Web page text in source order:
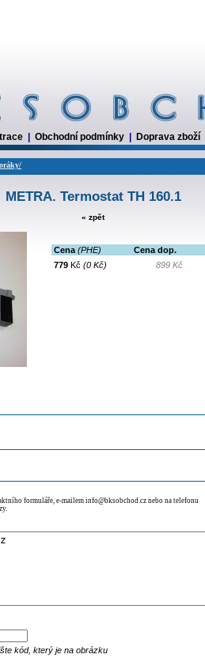
Obchodní podmínky Doprava zboží
METRA. Termostat TH 160.1
« zpět
Cena (PHE) Cena dop.
779 Kč (0 Kč) 899 Kč
formuláře, e-mailem info@bksobchod.cz nebo na telefonu
kód, který je na obrázku